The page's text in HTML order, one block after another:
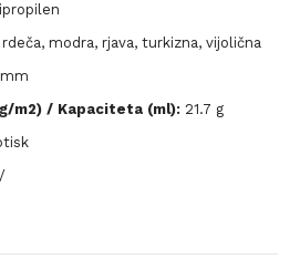
modra, rjava, turkizna, vijolična
m2) / Kapaciteta (ml): 21.7 g
/